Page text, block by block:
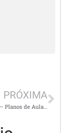
PRÓXIMA
Maternal 3 anos – Planos de Aulas Completos BNCC: com sugestões de atividades